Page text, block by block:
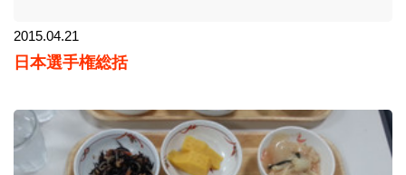
2015.04.21
日本選手権総括